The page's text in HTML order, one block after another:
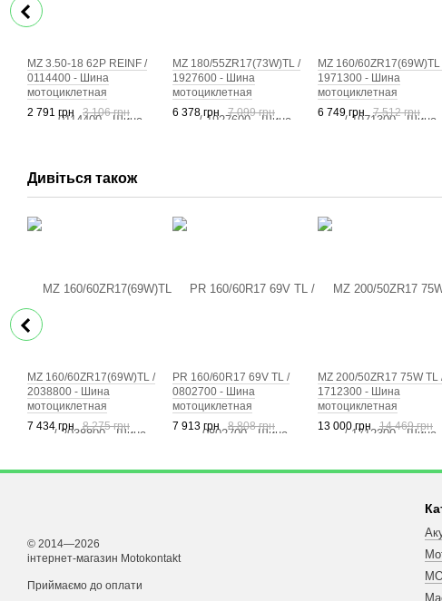
MZ 3.50-18 62P REINF /
0114400 - Шина
мотоциклетная
2 791 грн
3 106 грн
MZ 180/55ZR17(73W)TL /
1927600 - Шина
мотоциклетная
6 378 грн
7 099 грн
MZ 160/60ZR17(69W)TL
1971300 - Шина
мотоциклетная
6 749 грн
7 512 грн
Дивіться також
MZ 160/60ZR17(69W)TL /
2038800 - Шина
мотоциклетная
7 434 грн
8 275 грн
PR 160/60R17 69V TL /
0802700 - Шина
мотоциклетная
7 913 грн
8 808 грн
MZ 200/50ZR17 75W TL
1712300 - Шина
мотоциклетная
13 000 грн
14 469 грн
© 2014—2026
інтернет-магазин Motokontakt
Приймаємо до оплати